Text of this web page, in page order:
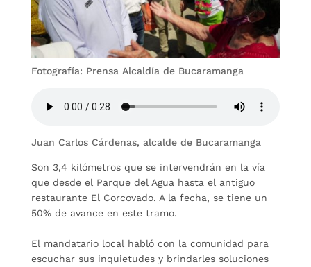
Fotografía: Prensa Alcaldía de Bucaramanga
Juan Carlos Cárdenas, alcalde de Bucaramanga
Son 3,4 kilómetros que se intervendrán en la vía
que desde el Parque del Agua hasta el antiguo
restaurante El Corcovado. A la fecha, se tiene un
50% de avance en este tramo.
El mandatario local habló con la comunidad para
escuchar sus inquietudes y brindarles soluciones